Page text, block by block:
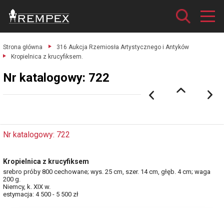
Strona główna
316 Aukcja Rzemiosła Artystycznego i Antyków
Kropielnica z krucyfiksem.
Nr katalogowy: 722
Nr katalogowy: 722
Kropielnica z krucyfiksem
srebro próby 800 cechowane; wys. 25 cm, szer. 14 cm, głęb. 4 cm; waga
200 g.
Niemcy, k. XIX w.
estymacja: 4 500 - 5 500 zł